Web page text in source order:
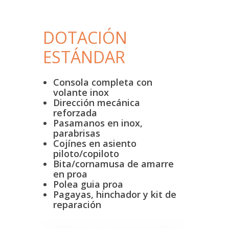
DOTACIÓN
ESTÁNDAR
Consola completa con
volante inox
Dirección mecánica
reforzada
Pasamanos en inox,
parabrisas
Cojínes en asiento
piloto/copiloto
Bita/cornamusa de amarre
en proa
Polea guia proa
Pagayas, hinchador y kit de
reparación